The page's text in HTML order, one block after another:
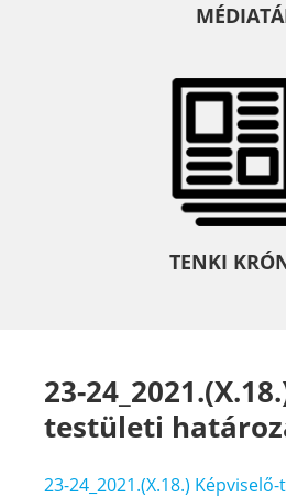
TENKI
23-
testületi
23-24_2021.(X.18.)